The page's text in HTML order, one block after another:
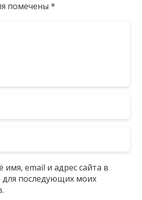
помечены *
имя, email и адрес сайта в
для последующих моих